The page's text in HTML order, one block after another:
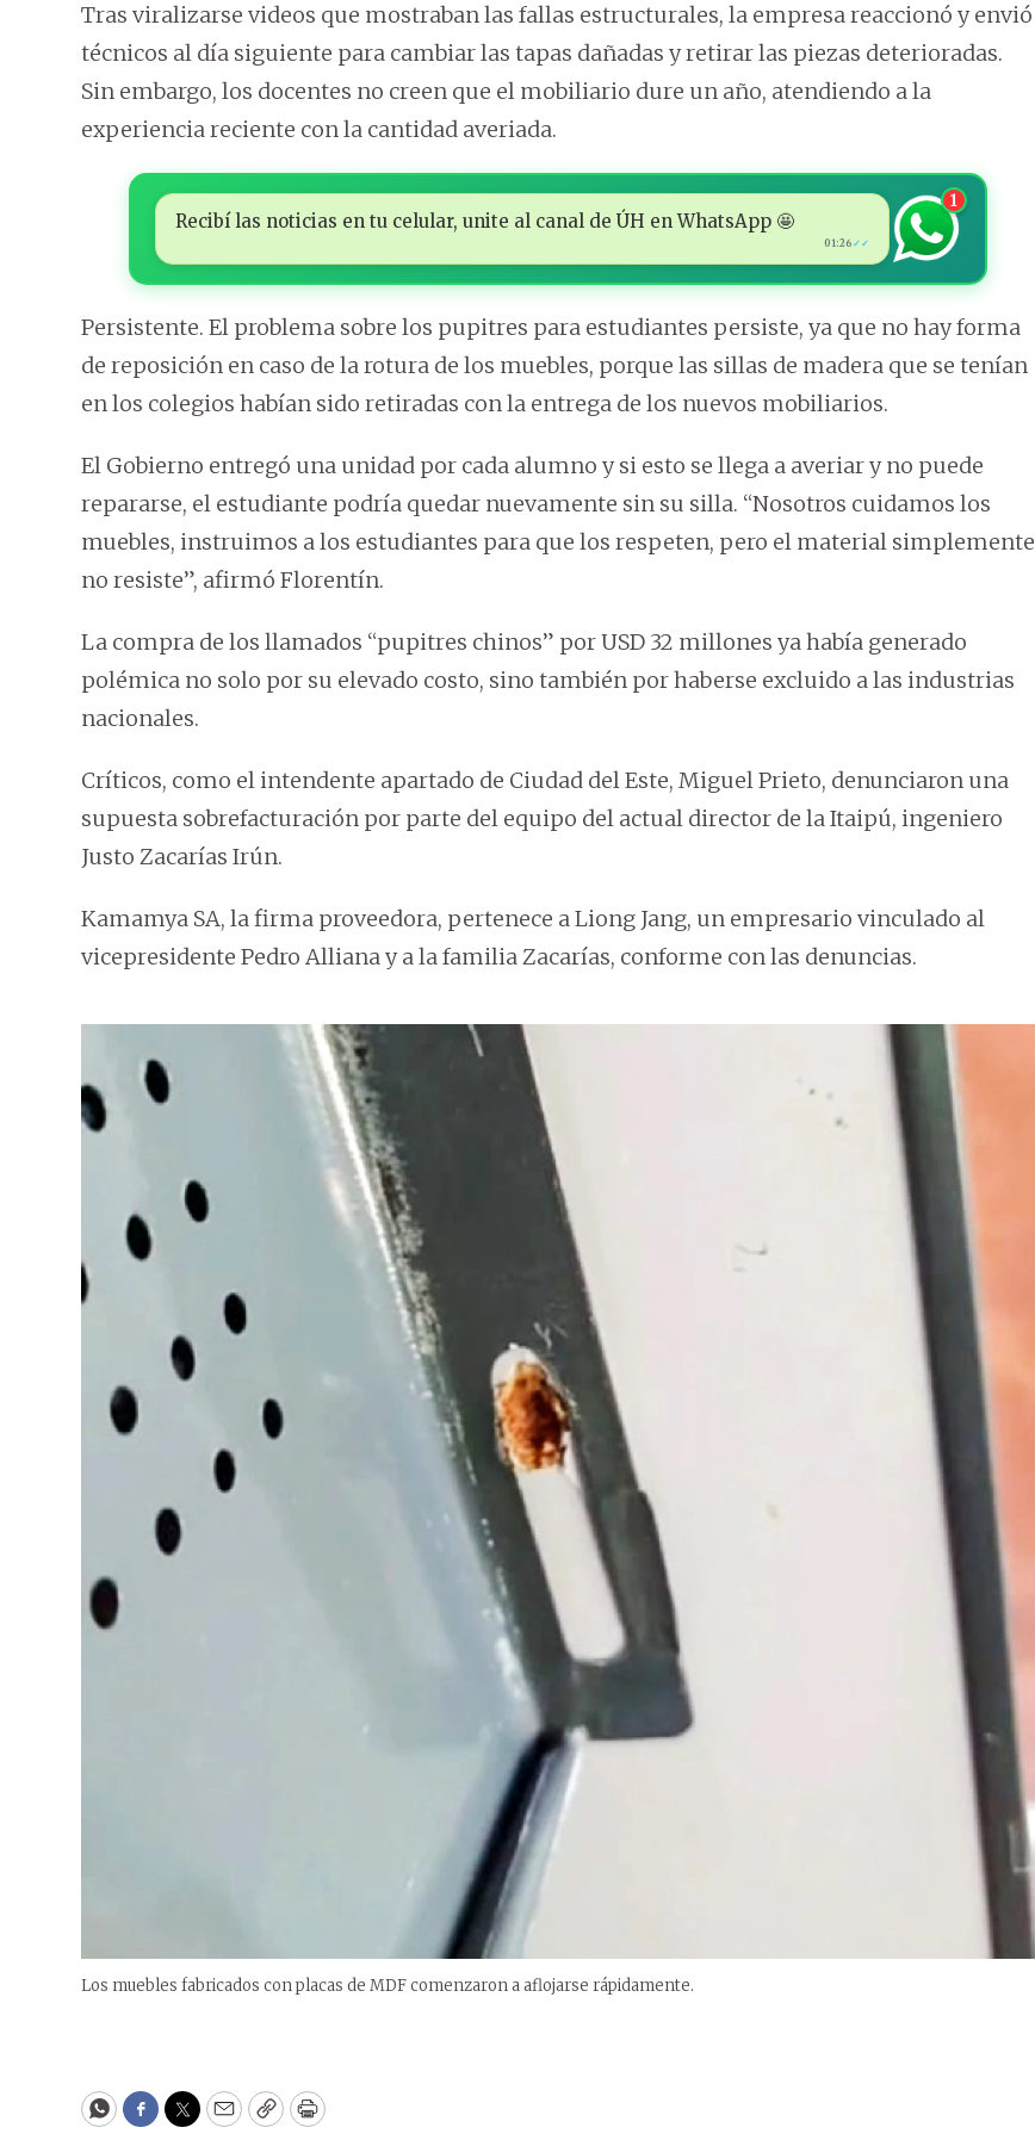
Tras viralizarse videos que mostraban las fallas estructurales, la empresa reaccionó y envió
técnicos al día siguiente para cambiar las tapas dañadas y retirar las piezas deterioradas.
Sin embargo, los docentes no creen que el mobiliario dure un año, atendiendo a la
experiencia reciente con la cantidad averiada.
Recibí las noticias en tu celular, unite al canal de ÚH en WhatsApp 🤩
01:26 ✓✓
1
Persistente. El problema sobre los pupitres para estudiantes persiste, ya que no hay forma
de reposición en caso de la rotura de los muebles, porque las sillas de madera que se tenían
en los colegios habían sido retiradas con la entrega de los nuevos mobiliarios.
El Gobierno entregó una unidad por cada alumno y si esto se llega a averiar y no puede
repararse, el estudiante podría quedar nuevamente sin su silla. “Nosotros cuidamos los
muebles, instruimos a los estudiantes para que los respeten, pero el material simplemente
no resiste”, afirmó Florentín.
La compra de los llamados “pupitres chinos” por USD 32 millones ya había generado
polémica no solo por su elevado costo, sino también por haberse excluido a las industrias
nacionales.
Críticos, como el intendente apartado de Ciudad del Este, Miguel Prieto, denunciaron una
supuesta sobrefacturación por parte del equipo del actual director de la Itaipú, ingeniero
Justo Zacarías Irún.
Kamamya SA, la firma proveedora, pertenece a Liong Jang, un empresario vinculado al
vicepresidente Pedro Alliana y a la familia Zacarías, conforme con las denuncias.
Los muebles fabricados con placas de MDF comenzaron a aflojarse rápidamente.
WhatsApp
Facebook
Twitter
EmailCopyPrint